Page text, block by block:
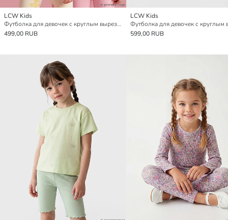
LCW Kids
Футболка для девочек с круглым вырезом и принтом, упаковка из 2 штук
499,00 RUB
LCW Kids
599,00 RUB